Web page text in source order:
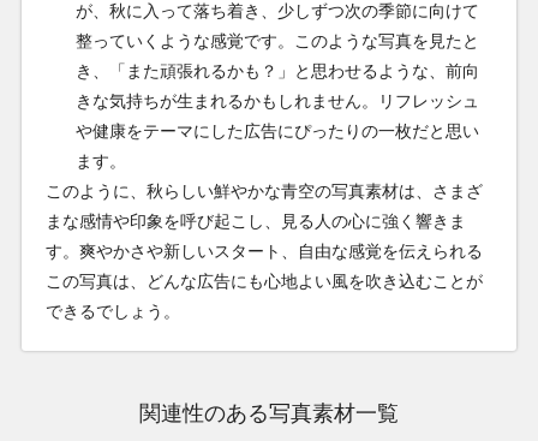
が、秋に入って落ち着き、少しずつ次の季節に向けて
整っていくような感覚です。このような写真を見たと
き、「また頑張れるかも？」と思わせるような、前向
きな気持ちが生まれるかもしれません。リフレッシュ
や健康をテーマにした広告にぴったりの一枚だと思い
ます。
このように、秋らしい鮮やかな青空の写真素材は、さまざ
まな感情や印象を呼び起こし、見る人の心に強く響きま
す。爽やかさや新しいスタート、自由な感覚を伝えられる
この写真は、どんな広告にも心地よい風を吹き込むことが
できるでしょう。
関連性のある写真素材一覧